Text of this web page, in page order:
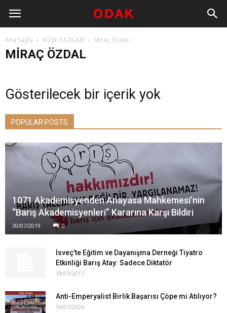
Ana Sayfa KÖŞE YAZILARI Miraç Özdal
MIRAÇ ÖZDAL
Gösterilecek bir içerik yok
POPULAR POSTS
1071 Akademisyenden Anayasa Mahkemesi’nin
“Barış Akademisyenleri” Kararına Karşı Bildiri
30/07/2019 0
İsveç’te Eğitim ve Dayanışma Derneği Tiyatro
Etkinliği Barış Atay: Sadece Diktatör
18/03/2017
Anti-Emperyalist Birlik Başarısı Çöpe mi Atılıyor?
16/07/2026